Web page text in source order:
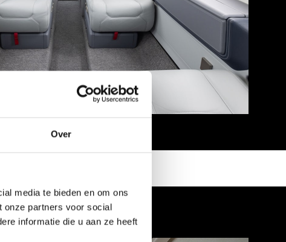
Over
media te bieden en om ons
onze partners voor social
informatie die u aan ze heeft